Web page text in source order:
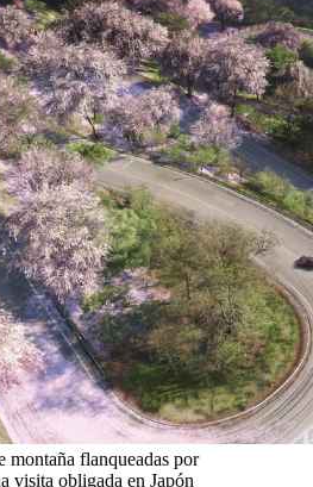
montaña flanqueadas por
visita obligada en Japón